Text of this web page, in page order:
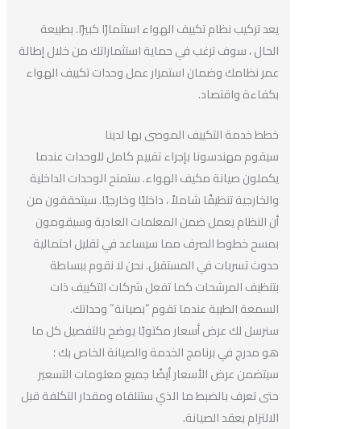
يعد تركيب نظام تكييف الهواء استثمارًا كبيرًا. بطبيعة
الحال ، سوف ترغب في حماية استثماراتك من خلال إطالة
عمر نظامك وضمان استمرار عمل وحدات تكييف الهواء
بكفاءة واقتصاد.
خطط خدمة التكييف الموصى بها لدينا
سيقوم مهندسونا بإجراء تقييم كامل للوحدات عندما
يكملون صيانة مكيف الهواء. ستمنح الوحدات الداخلية
والخارجية تنظيفًا شاملاً ، داخليًا وخارجيًا. سيتحققون من
أن النظام يعمل ضمن المعلمات العادية وسيقومون
بمسح خطوط الصرف مما سيساعد في تقليل احتمالية
حدوث تسربات في المستقبل. نحن لا نقوم ببساطة
بتنظيف المرشحات كما تفعل شركات التكييف ذات
السمعة الطيبة عندما تقوم “بصيانة” وحداتك.
سنرسل لك عرض أسعار مكتوبًا يوضح بالتفصيل كل ما
هو مدرج في برنامج الخدمة والصيانة الخاص بك ؛
سيتضمن عرض الأسعار أيضًا جميع معلومات التسعير
حتى تعرف بالضبط ما الذي ستتلقاه ومقدار التكلفة قبل
الالتزام بعقد الصيانة.